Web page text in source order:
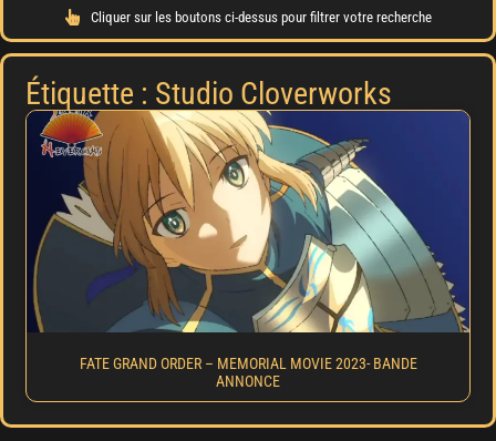
Cliquer sur les boutons ci-dessus pour filtrer votre recherche
Étiquette : Studio Cloverworks
FATE GRAND ORDER – MEMORIAL MOVIE 2023- BANDE
ANNONCE